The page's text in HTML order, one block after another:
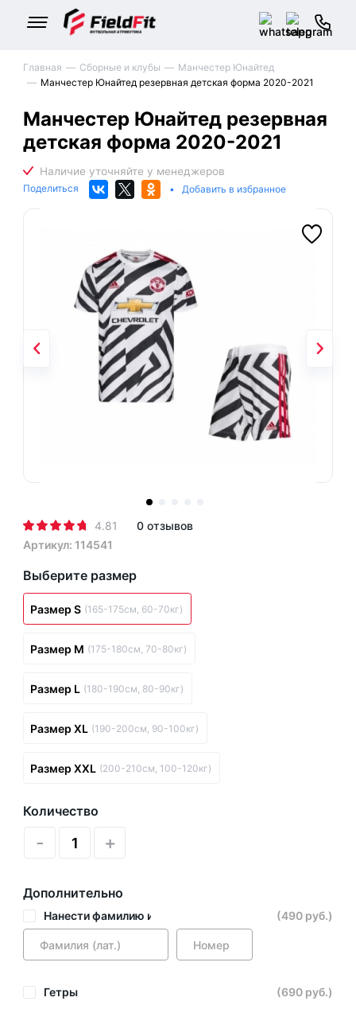
Главная Сборные и клубы
Манчестер Юнайтед
Манчестер Юнайтед резервная детская форма 2020-2021
Манчестер Юнайтед резервная
детская форма 2020-2021
Поделиться • Добавить в избранное
4.81
0 отзывов
Артикул: 114541
Выберите размер
Размер S (165-175см, 60-70кг)
Размер M (175-180см, 70-80кг)
Размер L (180-190см, 80-90кг)
Размер XL (190-200см, 90-100кг)
Размер XXL (200-210см, 100-120кг)
Количество
- +
Дополнительно
Нанести фамилию и номер (490 руб.)
Гетры (690 руб.)